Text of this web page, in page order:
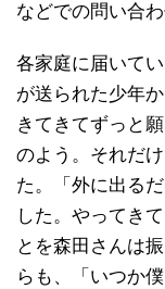
などでの問い合
各家庭に届いて
が送られた少年
きてきてずっと
のよう。それだ
た。「外に出る
した。やってき
とを森田さんは
らも、「いつか